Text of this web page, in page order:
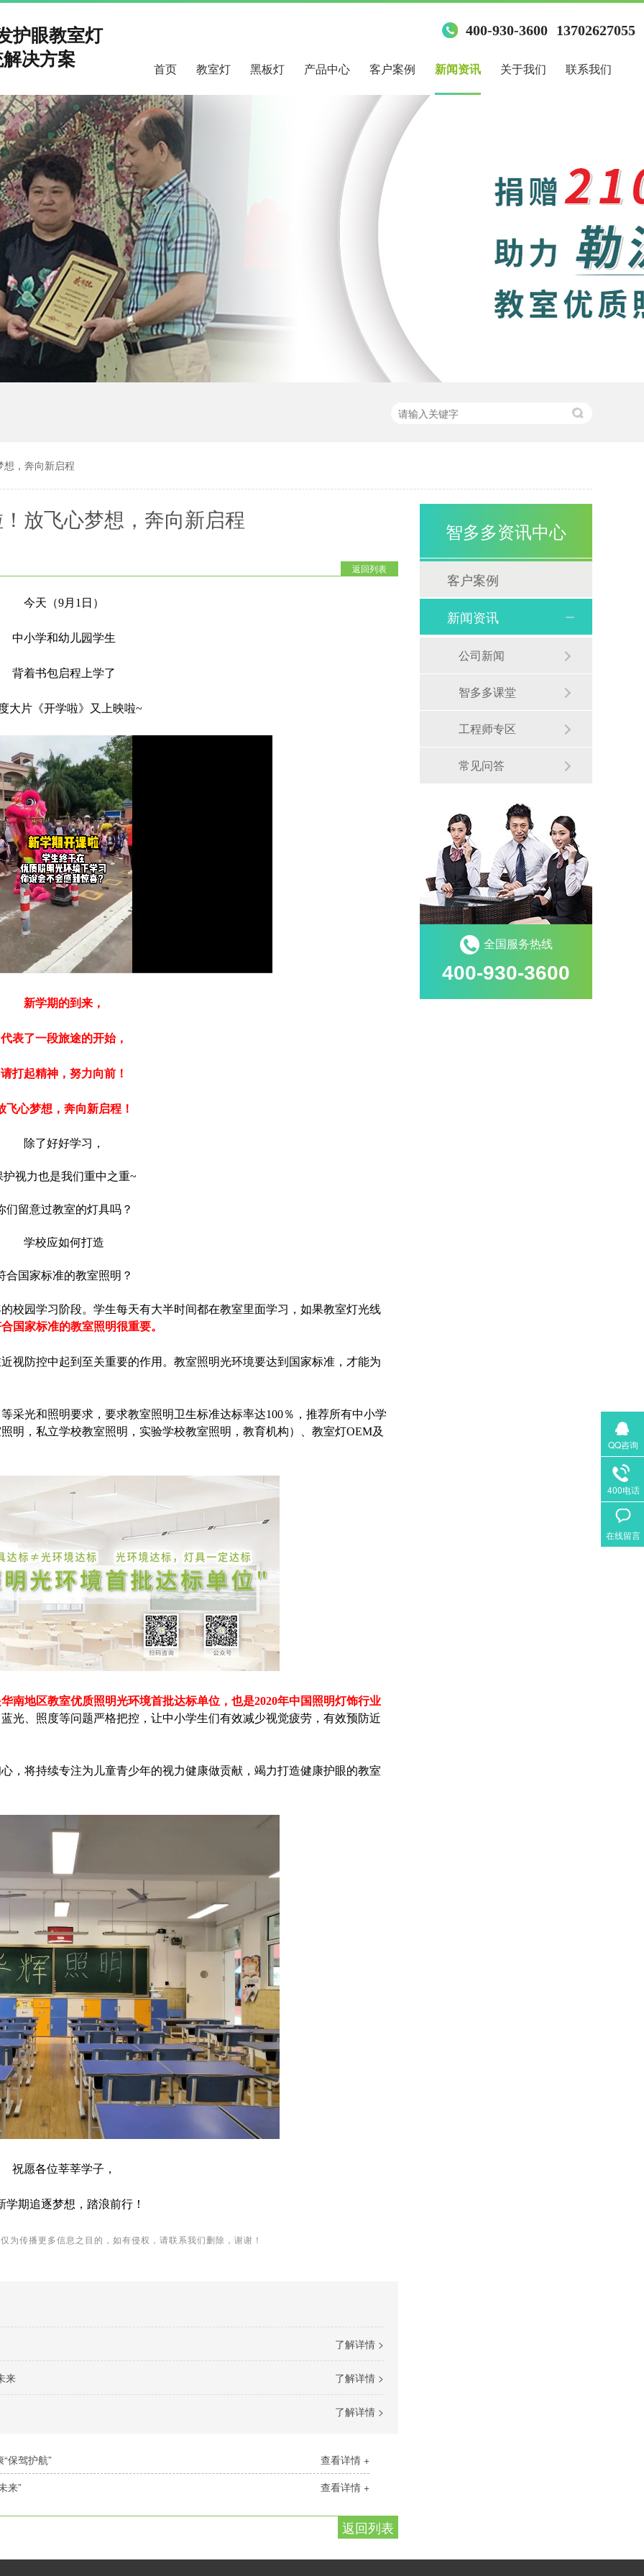
护眼教室灯
决方案
400-930-3600 13702627055
首页 教室灯 黑板灯 产品中心 客户案例 新闻资讯 关于我们 联系我们
，奔向新启程
放飞心梦想，奔向新启程
返回列表
今天（9月1日）
中小学和幼儿园学生
背着书包启程上学了
大片《开学啦》又上映啦~
新学期的到来，
代表了一段旅途的开始，
请打起精神，努力向前！
飞心梦想，奔向新启程！
除了好好学习，
护视力也是我们重中之重~
们留意过教室的灯具吗？
学校应如何打造
合国家标准的教室照明？
校园学习阶段。学生每天有大半时间都在教室里面学习，如果教室灯光线
国家标准的教室照明很重要。
视防控中起到至关重要的作用。教室照明光环境要达到国家标准，才能为
采光和照明要求，要求教室照明卫生标准达标率达100％，推荐所有中小学
明，私立学校教室照明，实验学校教室照明，教育机构）、教室灯OEM及
南地区教室优质照明光环境首批达标单位，也是2020年中国照明灯饰行业
光、照度等问题严格把控，让中小学生们有效减少视觉疲劳，有效预防近
，将持续专注为儿童青少年的视力健康做贡献，竭力打造健康护眼的教室
祝愿各位莘莘学子，
学期追逐梦想，踏浪前行！
为传播更多信息之目的，如有侵权，请联系我们删除，谢谢！
了解详情 >
了解详情 >
来
了解详情 >
查看详情 +
保驾护航”
查看详情 +
来”
返回列表
智多多资讯中心
客户案例
新闻资讯
公司新闻
智多多课堂
工程师专区
常见问答
全国服务热线
400-930-3600
QQ咨询
400电话
在线留言